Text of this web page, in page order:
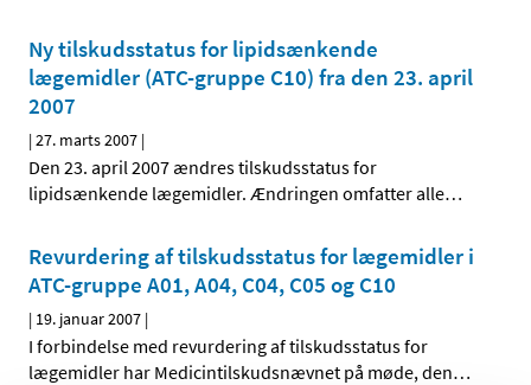
Ny tilskudsstatus for lipidsænkende
lægemidler (ATC-gruppe C10) fra den 23. april
2007
|27. marts 2007 |
Den 23. april 2007 ændres tilskudsstatus for
lipidsænkende lægemidler. Ændringen omfatter alle…
Revurdering af tilskudsstatus for lægemidler i
ATC-gruppe A01, A04, C04, C05 og C10
| 19. januar 2007 |
I forbindelse med revurdering af tilskudsstatus for
lægemidler har Medicintilskudsnævnet på møde, den…